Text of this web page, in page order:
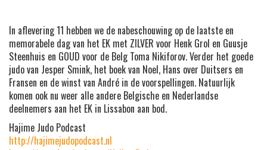
In aflevering 11 hebben we de nabeschouwing op de laatste en
memorabele dag van het EK met ZILVER voor Henk Grol en Guusje
Steenhuis en GOUD voor de Belg Toma Nikiforov. Verder het goede
judo van Jesper Smink, het boek van Noel, Hans over Duitsers en
Fransen en de winst van André in de voorspellingen. Natuurlijk
komen ook nu weer alle andere Belgische en Nederlandse
deelnemers aan het EK in Lissabon aan bod.
Hajime Judo Podcast
http://hajimejudopodcast.nl